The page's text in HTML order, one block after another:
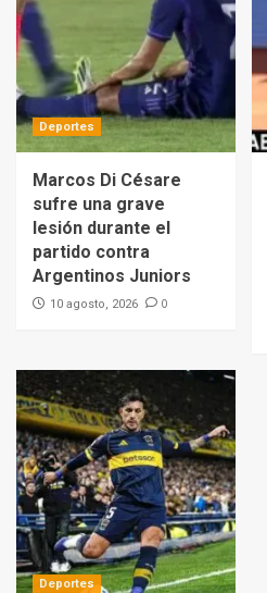
Deportes
Marcos Di Césare
sufre una grave
lesión durante el
partido contra
Argentinos Juniors
10 agosto, 2026 0
Deportes